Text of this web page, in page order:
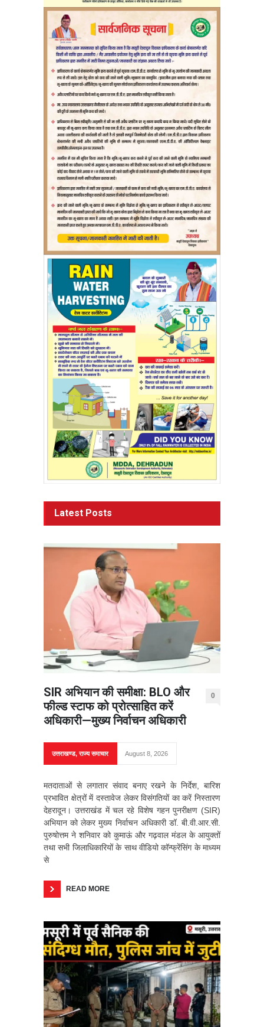
Latest Posts
SIR अभियान की समीक्षा: BLO और
फील्ड स्टाफ को प्रोत्साहित करें
अधिकारी—मुख्य निर्वाचन अधिकारी
0
उत्तराखण्ड,राज्य समाचार August 8, 2026
मतदाताओं से लगातार संवाद बनाए रखने के निर्देश, बारिश
प्रभावित क्षेत्रों में दस्तावेज लेकर विसंगतियों का करें निस्तारण
देहरादून। उत्तराखंड में चल रहे विशेष गहन पुनरीक्षण (SIR)
अभियान को लेकर मुख्य निर्वाचन अधिकारी डॉ. बी.वी.आर.सी.
पुरुषोत्तम ने शनिवार को कुमाऊं और गढ़वाल मंडल के आयुक्तों
तथा सभी जिलाधिकारियों के साथ वीडियो कॉन्फ्रेंसिंग के माध्यम
से
READ MORE